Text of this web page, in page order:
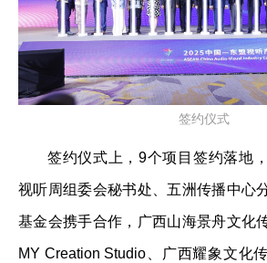
签约仪式
签约仪式上，9个项目签约落地
视听周组委会秘书处、五洲传播中心
基金会携手合作，广西山海景舟文化
MY Creation Studio、广西耀象文化